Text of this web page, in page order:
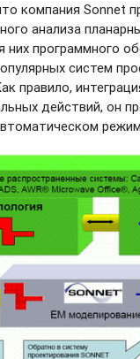
компания Sonnet
анализа
них программного
систем
правило,
действий, он